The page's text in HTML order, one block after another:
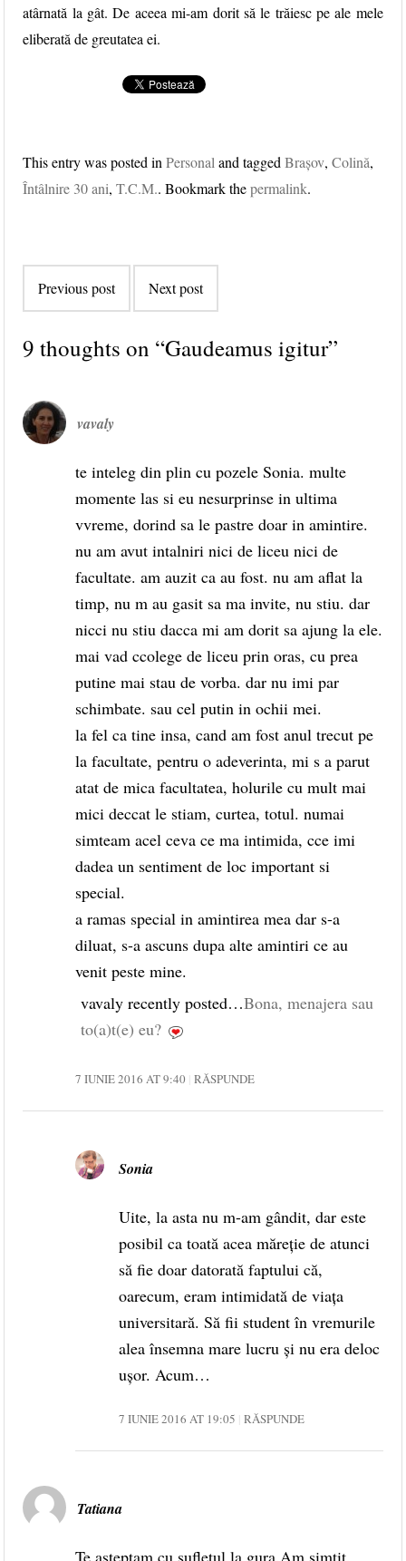
atârnată la gât. De aceea mi-am dorit să le trăiesc pe ale mele
eliberată de greutatea ei.
This entry was posted inPersonal and taggedBrașov,Colină,
Întâlnire 30 ani,T.C.M.. Bookmark thepermalink.
Post navigation
Previous post Next post
9 thoughts on “Gaudeamus igitur”
vavaly
te inteleg din plin cu pozele Sonia. multe
momente las si eu nesurprinse in ultima
vvreme, dorind sa le pastre doar in amintire.
nu am avut intalniri nici de liceu nici de
facultate. am auzit ca au fost. nu am aflat la
timp, nu m au gasit sa ma invite, nu stiu. dar
nicci nu stiu dacca mi am dorit sa ajung la ele.
mai vad ccolege de liceu prin oras, cu prea
putine mai stau de vorba. dar nu imi par
schimbate. sau cel putin in ochii mei.
la fel ca tine insa, cand am fost anul trecut pe
la facultate, pentru o adeverinta, mi s a parut
atat de mica facultatea, holurile cu mult mai
mici deccat le stiam, curtea, totul. numai
simteam acel ceva ce ma intimida, cce imi
dadea un sentiment de loc important si
special.
a ramas special in amintirea mea dar s-a
diluat, s-a ascuns dupa alte amintiri ce au
venit peste mine.
vavaly recently posted…Bona, menajera sau
to(a)t(e) eu?
7 IUNIE 2016 AT 9:40 RĂSPUNDE
Sonia
Uite, la asta nu m-am gândit, dar este
posibil ca toată acea măreție de atunci
să fie doar datorată faptului că,
oarecum, eram intimidată de viața
universitară. Să fii student în vremurile
alea însemna mare lucru și nu era deloc
ușor. Acum…
7 IUNIE 2016 AT 19:05 RĂSPUNDE
Tatiana
Te asteptam cu sufletul la gura.Am simtit,